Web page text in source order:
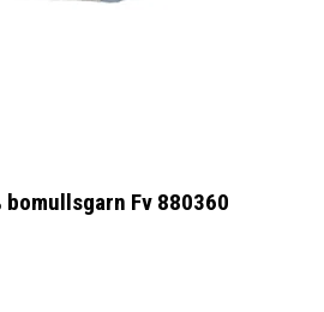
bomullsgarn Fv 880360